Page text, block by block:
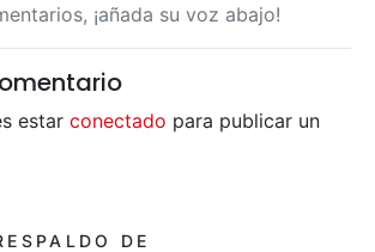
¡añada su voz abajo!
estar conectado para publicar un
DE